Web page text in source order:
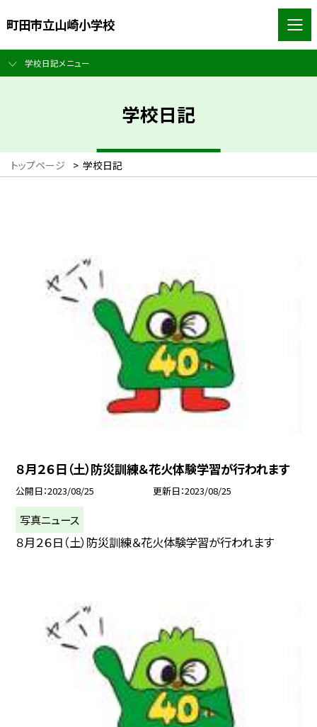
町田市立山崎小学校
学校日記メニュー
学校日記
トップページ > 学校日記
８月２６日（土）防災訓練＆花火体験学習が行われます
公開日 2023/08/25 更新日 2023/08/25
写真ニュース
８月２６日（土）防災訓練＆花火体験学習が行われます